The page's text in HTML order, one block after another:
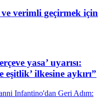
verimli geçirmek için
yasa’ uyarısı:
ilkesine aykırı”